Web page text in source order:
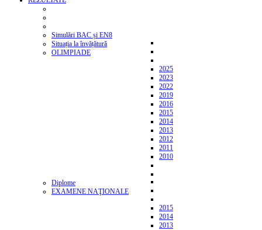
Simulări BAC și EN8
Situația la învățătură
OLIMPIADE
2025
2023
2022
2019
2016
2015
2014
2013
2012
2011
2010
Diplome
EXAMENE NAŢIONALE
2015
2014
2013